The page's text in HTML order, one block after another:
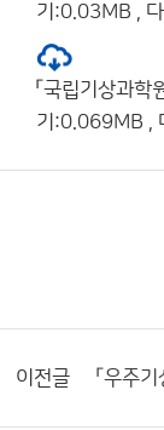
기:0.03MB ,
「국립기상과
기:0.069MB ,
이전글 「우주